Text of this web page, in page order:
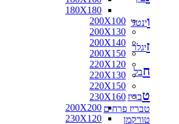
180X180
200X100
200X130
200X140
200X150
220X120
220X130
220X150
230X160
200X200
230X120
וינטג'
זיגלר
חבל
טבריז
טבריז פרחים
טורקמן